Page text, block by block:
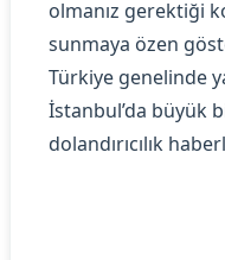
olmanız gerektiği
sunmaya özen
Türkiye genelinde
İstanbul’da büyük
dolandırıcılık